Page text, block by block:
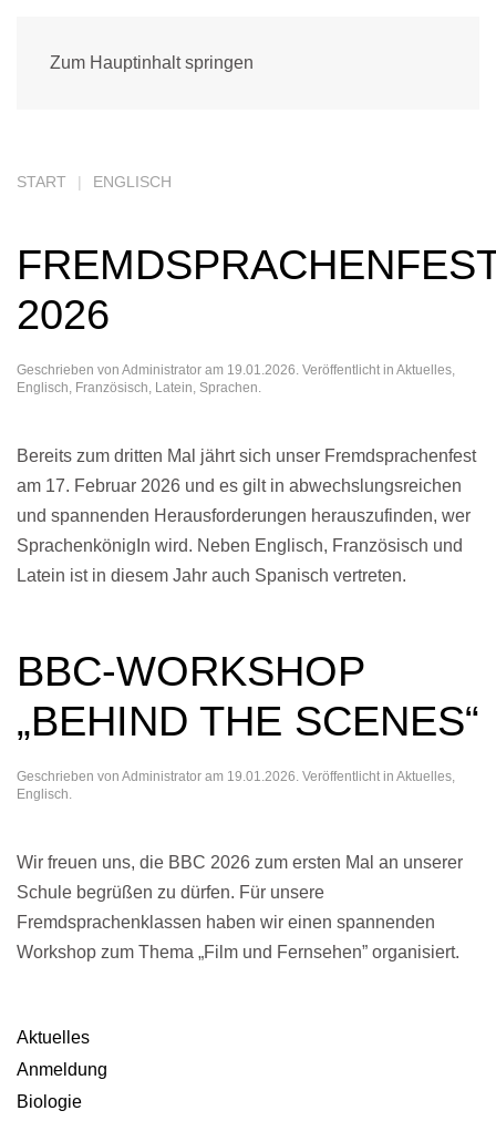
Zum Hauptinhalt springen
START ENGLISCH
2026
Geschrieben von Administrator am 19.01.2026. Veröffentlicht in Aktuelles,
Englisch, Französisch, Latein, Sprachen.
Bereits zum dritten Mal jährt sich unser Fremdsprachenfest
am 17. Februar 2026 und es gilt in abwechslungsreichen
und spannenden Herausforderungen herauszufinden, wer
SprachenkönigIn wird. Neben Englisch, Französisch und
Latein ist in diesem Jahr auch Spanisch vertreten.
BBC-WORKSHOP
„BEHIND THE SCENES“
Geschrieben von Administrator am 19.01.2026. Veröffentlicht in Aktuelles,
Englisch.
Wir freuen uns, die BBC 2026 zum ersten Mal an unserer
Schule begrüßen zu dürfen. Für unsere
Fremdsprachenklassen haben wir einen spannenden
Workshop zum Thema „Film und Fernsehen” organisiert.
Aktuelles
Anmeldung
Biologie